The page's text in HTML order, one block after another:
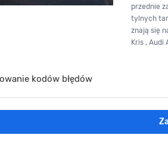
przednie
tylnych
znają się
Kris , Audi
kodów błędów